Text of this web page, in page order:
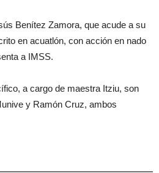
Benítez Zamora, que acude a su
en acuatlón, con acción en nado
a IMSS.
a cargo de maestra Itziu, son
y Ramón Cruz, ambos